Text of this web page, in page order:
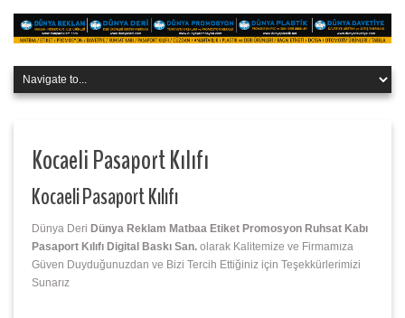
Kocaeli Pasaport Kılıfı
Kocaeli Pasaport Kılıfı
Dünya Deri Dünya Reklam Matbaa Etiket Promosyon Ruhsat Kabı
Pasaport Kılıfı Digital Baskı San. olarak Kalitemize ve Firmamıza
Güven Duyduğunuzdan ve Bizi Tercih Ettiğiniz için Teşekkürlerimizi
Sunarız